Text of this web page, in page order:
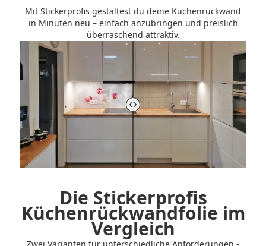
Mit Stickerprofis gestaltest du deine Küchenrückwand
in Minuten neu – einfach anzubringen und preislich
überraschend attraktiv.
Die Stickerprofis
Küchenrückwandfolie im
Vergleich